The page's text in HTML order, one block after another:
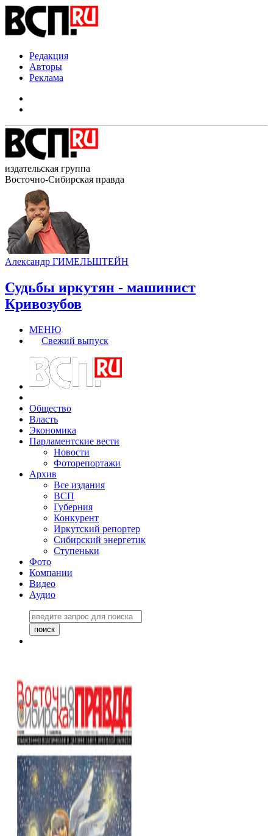
Редакция
Авторы
Реклама
издательская группа
Восточно-Сибирская правда
Александр ГИМЕЛЬШТЕЙН
Судьбы иркутян - машинист
Кривозубов
МЕНЮ
Свежий выпуск
Общество
Власть
Экономика
Парламентские вести
Новости
Фоторепортажи
Архив
Все издания
ВСП
Губерния
Конкурент
Иркутский репортер
Сибирский энергетик
Ступеньки
Фото
Компании
Видео
Аудио